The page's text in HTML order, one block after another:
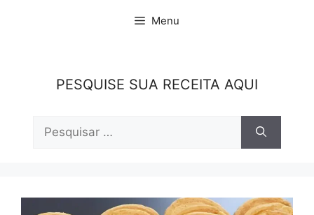
Menu
PESQUISE SUA RECEITA AQUI
por: